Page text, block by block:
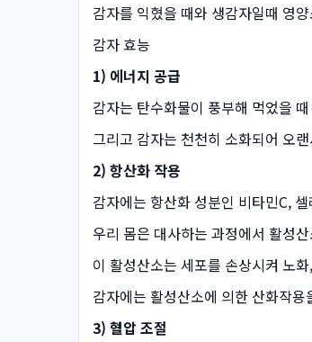
감자를 익혔을 때와 생감자일때 영
감자 효능
1) 에너지 공급
감자는 탄수화물이 풍부해 먹었을
그리고 감자는 천천히 소화되어 오
2) 항산화 작용
감자에는 항산화 성분인 비타민C,
우리 몸은 대사하는 과정에서 활성
이 활성산소는 세포를 손상시켜 노
감자에는 활성산소에 의한 산화작
3) 혈압 조절